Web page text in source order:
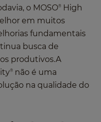
o MOSO® High
em muitos
fundamentais
busca de
produtivos.A
® não é uma
na qualidade do